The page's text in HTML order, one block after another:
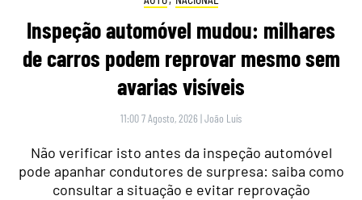
Inspeção automóvel mudou: milhares
de carros podem reprovar mesmo sem
avarias visíveis
11:00 7 Agosto, 2026 |João Luís
Não verificar isto antes da inspeção automóvel
pode apanhar condutores de surpresa: saiba como
consultar a situação e evitar reprovação